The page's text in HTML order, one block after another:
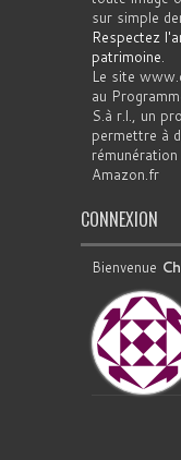
sur simple
Respectez
patrimoine
Le site
au
S.à r.l., un
permettre à
Amazon.fr
CONNEXION
Bienvenue